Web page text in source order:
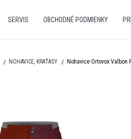
SERVIS OBCHODNÉ PODMIENKY
NOHAVICE, KRAŤASY Nohavice Ortovox Valbon